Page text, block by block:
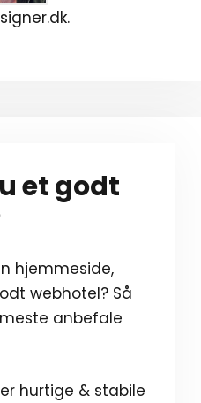
et godt
hjemmeside,
webhotel? Så
anbefale
hurtige & stabile